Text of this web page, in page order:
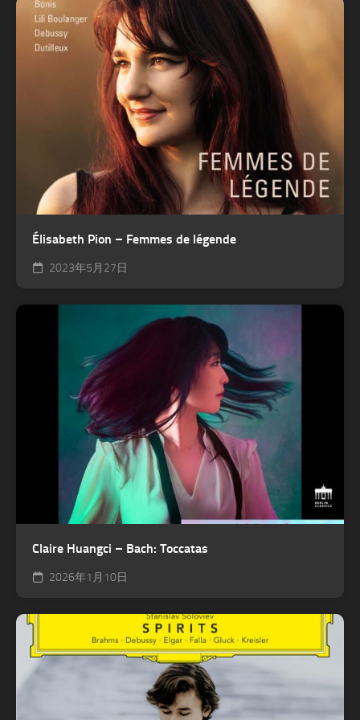
Élisabeth Pion – Femmes de légende
2023年5月27日
Claire Huangci – Bach: Toccatas
2026年1月10日